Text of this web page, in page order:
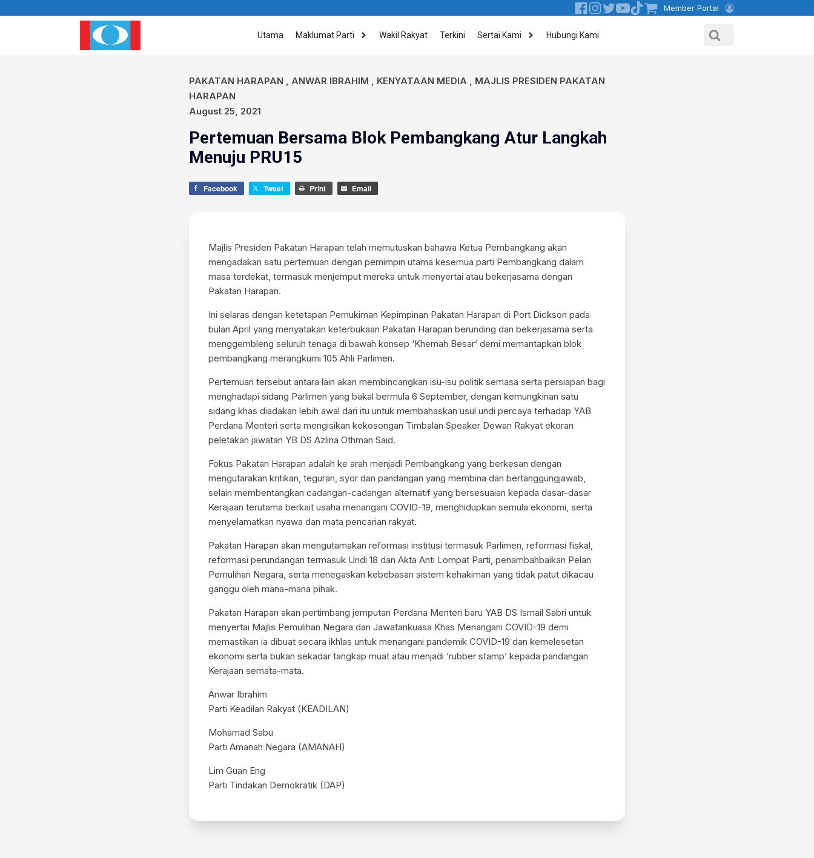
Member Portal
Utama Maklumat Parti Wakil Rakyat Terkini Sertai Kami Hubungi Kami
PAKATAN HARAPAN ANWAR IBRAHIM KENYATAAN MEDIA
MAJLIS PRESIDEN PAKATAN
HARAPAN
August 25, 2021
Pertemuan Bersama Blok Pembangkang Atur Langkah
Menuju PRU15
Facebook Tweet Print Email
Majlis Presiden Pakatan Harapan telah memutuskan bahawa Ketua Pembangkang akan
mengadakan satu pertemuan dengan pemimpin utama kesemua parti Pembangkang dalam
masa terdekat, termasuk menjemput mereka untuk menyertai atau bekerjasama dengan
Pakatan Harapan.
Ini selaras dengan ketetapan Pemukiman Kepimpinan Pakatan Harapan di Port Dickson pada
bulan April yang menyatakan keterbukaan Pakatan Harapan berunding dan bekerjasama serta
menggembleng seluruh tenaga di bawah konsep ‘Khemah Besar’ demi memantapkan blok
pembangkang merangkumi 105 Ahli Parlimen.
Pertemuan tersebut antara lain akan membincangkan isu-isu politik semasa serta persiapan bagi
menghadapi sidang Parlimen yang bakal bermula 6 September, dengan kemungkinan satu
sidang khas diadakan lebih awal dari itu untuk membahaskan usul undi percaya terhadap YAB
Perdana Menteri serta mengisikan kekosongan Timbalan Speaker Dewan Rakyat ekoran
peletakan jawatan YB DS Azlina Othman Said.
Fokus Pakatan Harapan adalah ke arah menjadi Pembangkang yang berkesan dengan
mengutarakan kritikan, teguran, syor dan pandangan yang membina dan bertanggungjawab,
selain membentangkan cadangan-cadangan alternatif yang bersesuaian kepada dasar-dasar
Kerajaan terutama berkait usaha menangani COVID-19, menghidupkan semula ekonomi, serta
menyelamatkan nyawa dan mata pencarian rakyat.
Pakatan Harapan akan mengutamakan reformasi institusi termasuk Parlimen, reformasi fiskal,
reformasi perundangan termasuk Undi 18 dan Akta Anti Lompat Parti, penambahbaikan Pelan
Pemulihan Negara, serta menegaskan kebebasan sistem kehakiman yang tidak patut dikacau
ganggu oleh mana-mana pihak.
Pakatan Harapan akan pertimbang jemputan Perdana Menteri baru YAB DS Ismail Sabri untuk
menyertai Majlis Pemulihan Negara dan Jawatankuasa Khas Menangani COVID-19 demi
memastikan ia dibuat secara ikhlas untuk menangani pandemik COVID-19 dan kemelesetan
ekonomi serta bukan sekadar tangkap muat atau menjadi ‘rubber stamp’ kepada pandangan
Kerajaan semata-mata.
Anwar Ibrahim
Parti Keadilan Rakyat (KEADILAN)
Mohamad Sabu
Parti Amanah Negara (AMANAH)
Lim Guan Eng
Parti Tindakan Demokratik (DAP)